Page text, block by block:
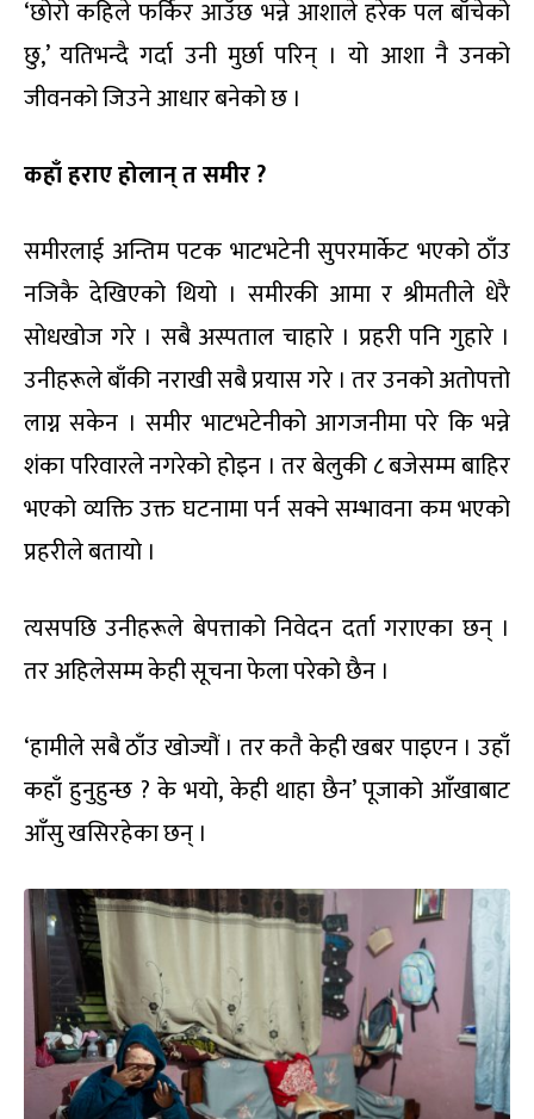
‘छोरो कहिले फर्किर आउँछ भन्ने आशाले हरेक पल बाँचेको
छु,’ यतिभन्दै गर्दा उनी मुर्छा परिन् । यो आशा नै उनको
जीवनको जिउने आधार बनेको छ ।
कहाँ हराए होलान् त समीर ?
समीरलाई अन्तिम पटक भाटभटेनी सुपरमार्केट भएको ठाँउ
नजिकै देखिएको थियो । समीरकी आमा र श्रीमतीले धेरै
सोधखोज गरे । सबै अस्पताल चाहारे । प्रहरी पनि गुहारे ।
उनीहरूले बाँकी नराखी सबै प्रयास गरे । तर उनको अतोपत्तो
लाग्न सकेन । समीर भाटभटेनीको आगजनीमा परे कि भन्ने
शंका परिवारले नगरेको होइन । तर बेलुकी ८ बजेसम्म बाहिर
भएको व्यक्ति उक्त घटनामा पर्न सक्ने सम्भावना कम भएको
प्रहरीले बतायो ।
त्यसपछि उनीहरूले बेपत्ताको निवेदन दर्ता गराएका छन् ।
तर अहिलेसम्म केही सूचना फेला परेको छैन ।
‘हामीले सबै ठाँउ खोज्यौं । तर कतै केही खबर पाइएन । उहाँ
कहाँ हुनुहुन्छ ? के भयो, केही थाहा छैन’ पूजाको आँखाबाट
आँसु खसिरहेका छन् ।